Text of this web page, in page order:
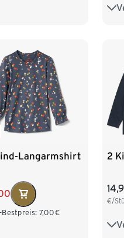
Langarmshirt
Bestpreis: 7,00€
2
€/